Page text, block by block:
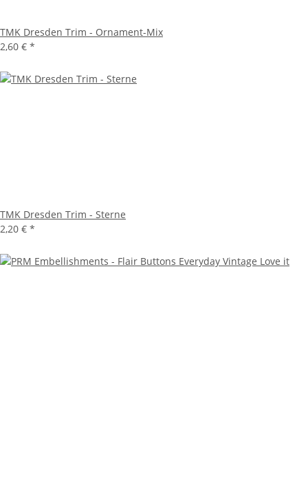
TMK Dresden Trim - Ornament-Mix
2,60 € *
TMK Dresden Trim - Sterne
2,20 € *